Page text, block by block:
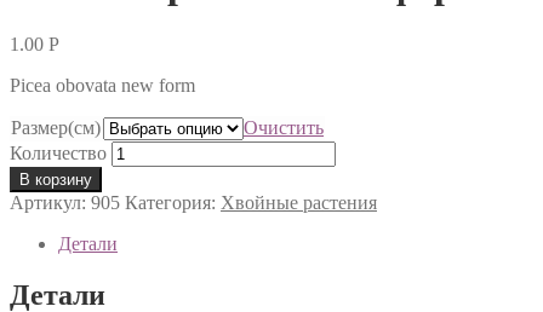
1.00 Р
Picea obovata new form
Размер(см)
Очистить
Количество
В корзину
Артикул: 905 Категория: Хвойные растения
Детали
Детали